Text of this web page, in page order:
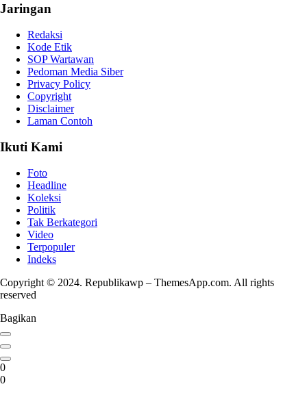
Jaringan
Redaksi
Kode Etik
SOP Wartawan
Pedoman Media Siber
Privacy Policy
Copyright
Disclaimer
Laman Contoh
Ikuti Kami
Foto
Headline
Koleksi
Politik
Tak Berkategori
Video
Terpopuler
Indeks
Copyright © 2024. Republikawp – ThemesApp.com. All rights
reserved
Bagikan
0
0